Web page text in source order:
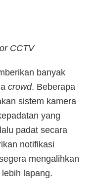
CCTV
banyak
crowd. Beberapa
sistem kamera
yang
padat secara
notifikasi
mengalihkan
lapang.